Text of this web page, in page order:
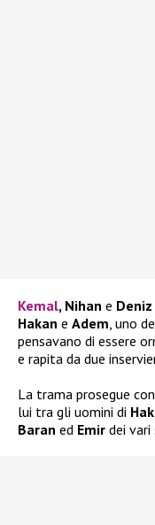
Kemal, Nihan e Deniz
Hakan e Adem , uno
pensavano di essere
e rapita da due
La trama prosegue con
lui tra gli uomini di
Baran ed Emir dei